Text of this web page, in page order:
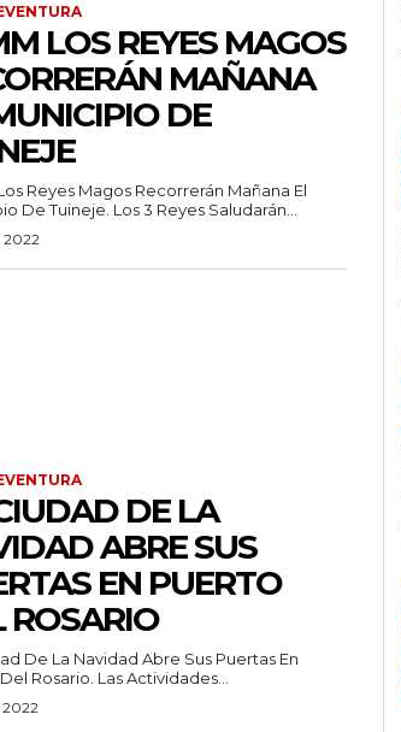
LOS REYES MAGOS
MAÑANA
DE
Reyes Magos Recorrerán Mañana El
De Tuineje. Los 3 Reyes Saludarán...
2022
DE LA
ABRE SUS
EN PUERTO
ROSARIO
De La Navidad Abre Sus Puertas En
Rosario. Las Actividades...
2022